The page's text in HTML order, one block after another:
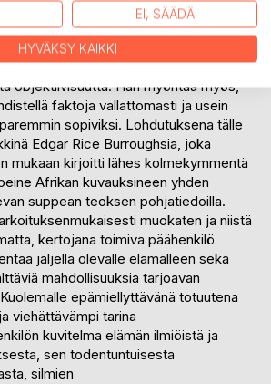
elämän todellisuusarvon
muutamien kirjassa kuvattujen
osalta asenteellinen, eikä oletakaan
objektiivisuutta. Hän myöntää myös,
faktoja vallattomasti ja usein
sopiviksi. Lohdutuksena tälle
Edgar Rice Burroughsia, joka
mukaan kirjoitti lähes kolmekymmentä
Afrikan kuvauksineen yhden
suppean teoksen pohjatiedoilla.
muokaten ja niistä
kertojana toimiva päähenkilö
jäljellä olevalle elämälleen sekä
mahdollisuuksia tarjoavan
epämiellyttävänä totuutena
viehättävämpi tarina
kuvitelma elämän ilmiöistä ja
sen todentuntuisesta
silmien
EI, SÄÄDÄ
HYVÄKSY KAIKKI